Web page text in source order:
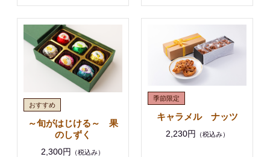
～旬がはじける～ 果
のしずく
2,300円 （税込み）
キャラメル ナッツ
2,230円 （税込み）